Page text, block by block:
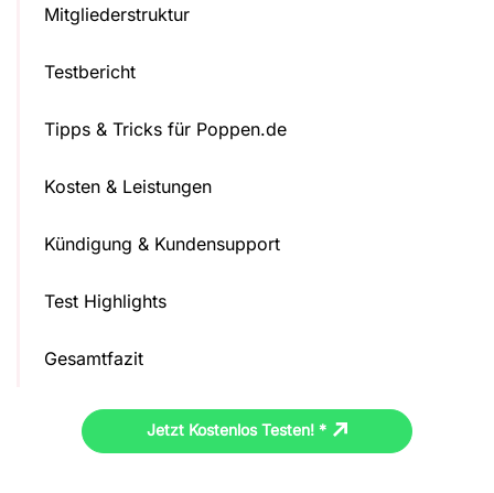
Mitgliederstruktur
Testbericht
Tipps & Tricks für Poppen.de
Kosten & Leistungen
Kündigung & Kundensupport
Test Highlights
Gesamtfazit
Jetzt Kostenlos Testen! *